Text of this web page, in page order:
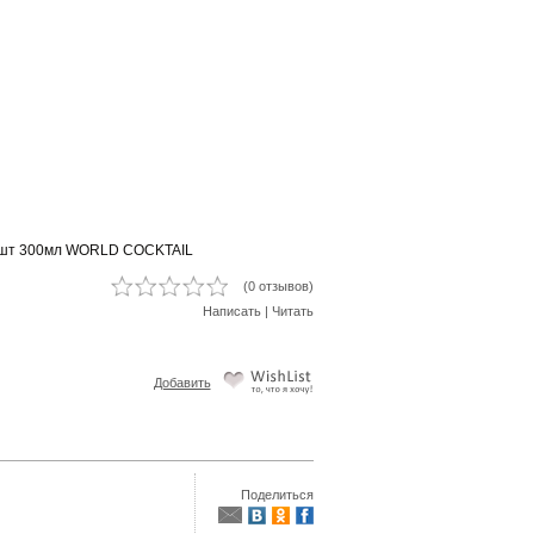
300мл WORLD COCKTAIL
(0 отзывов)
Написать| Читать
Добавить
Поделиться